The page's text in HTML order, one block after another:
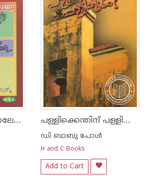
കൈയെഴുത്തും തലേലെഴുത്തും പള്ളിക്കെന്തിന്‌ പള്ളിക്കൂടം
ഡി ബാബു പോള്‍
H and C Books
Add to Cart